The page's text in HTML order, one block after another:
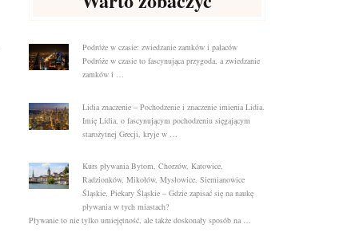
Podróże w czasie: zwiedzanie zamków i pałaców
Podróże w czasie to fascynująca przygoda, a zwiedzanie
zamków i …
Lidia znaczenie – Pochodzenie i znaczenie imienia Lidia.
Imię Lidia, o fascynującym pochodzeniu sięgającym
starożytnej Grecji, kryje w …
Kurs pływania Bytom, Chorzów, Katowice,
Radzionków, Mikołów, Mysłowice, Siemianowice
Śląskie, Piekary Śląskie – Gdzie zapisać się na naukę
pływania w tych miastach?
Pływanie to nie tylko umiejętność, ale także doskonały sposób na …